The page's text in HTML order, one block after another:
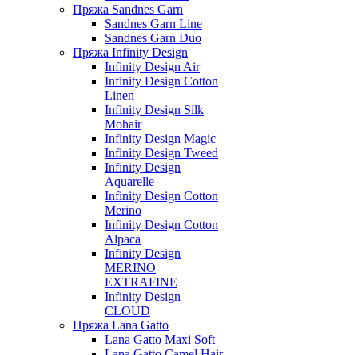
Пряжа Sandnes Garn
Sandnes Garn Line
Sandnes Garn Duo
Пряжа Infinity Design
Infinity Design Air
Infinity Design Cotton
Linen
Infinity Design Silk
Mohair
Infinity Design Magic
Infinity Design Tweed
Infinity Design
Aquarelle
Infinity Design Cotton
Merino
Infinity Design Cotton
Alpaca
Infinity Design
MERINO
EXTRAFINE
Infinity Design
CLOUD
Пряжа Lana Gatto
Lana Gatto Maxi Soft